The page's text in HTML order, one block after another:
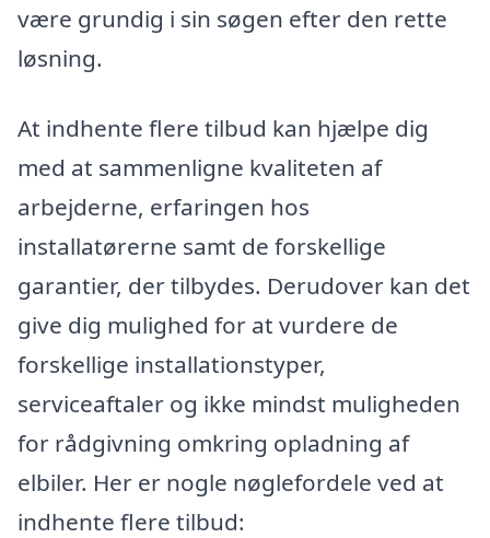
være grundig i sin søgen efter den rette
løsning.
At indhente flere tilbud kan hjælpe dig
med at sammenligne kvaliteten af
arbejderne, erfaringen hos
installatørerne samt de forskellige
garantier, der tilbydes. Derudover kan det
give dig mulighed for at vurdere de
forskellige installationstyper,
serviceaftaler og ikke mindst muligheden
for rådgivning omkring opladning af
elbiler. Her er nogle nøglefordele ved at
indhente flere tilbud: